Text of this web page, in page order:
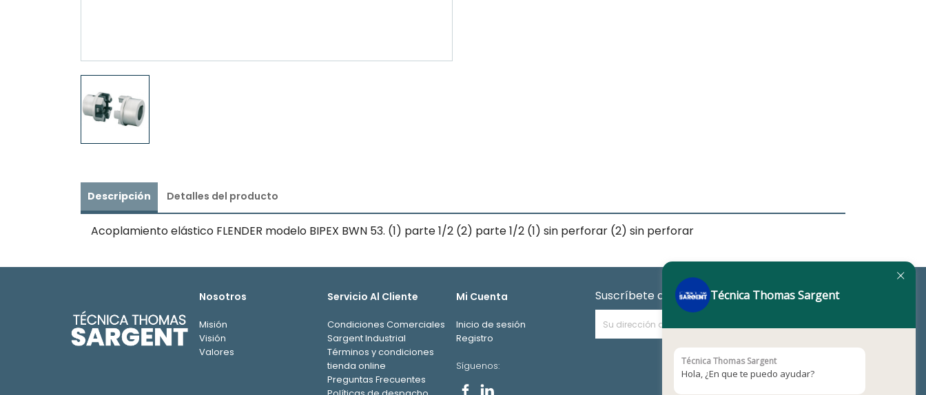
Descripción Detalles del producto
Acoplamiento elástico FLENDER modelo BIPEX BWN 53. (1) parte 1/2 (2) parte 1/2 (1) sin perforar (2) sin perforar
Nosotros
Misión
Visión
Valores
Servicio Al Cliente
Condiciones Comerciales
Sargent Industrial
Términos y condiciones
tienda online
Preguntas Frecuentes
Mi Cuenta
Inicio de sesión
Registro
Síguenos:
Suscríbete a nuestro NewsletterTécnica Thomas Sargent
Técnica Thomas Sargent
Hola, ¿En que te puedo ayudar?